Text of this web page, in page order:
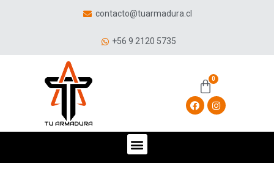
contacto@tuarmadura.cl
+56 9 2120 5735